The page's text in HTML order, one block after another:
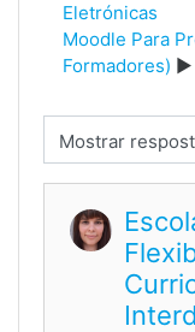
Eletrónicas
Moodle Para
Formadores)
Modo de